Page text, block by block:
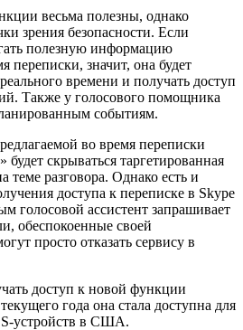
весьма полезны, однако
зрения безопасности. Если
полезную информацию
переписки, значит, она будет
времени и получать доступ
Также у голосового помощника
событиям.
во время переписки
скрываться таргетированная
теме разговора. Однако есть и
доступа к переписке в Skype
голосовой ассистент запрашивает
обеспокоенные своей
просто отказать сервису в
доступ к новой функции
года она стала доступна для
устройств в США.